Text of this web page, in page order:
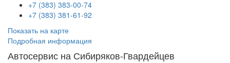
+7 (383) 383-00-74
+7 (383) 381-61-92
Показать на карте
Подробная информация
Автосервис на Сибиряков-Гвардейцев